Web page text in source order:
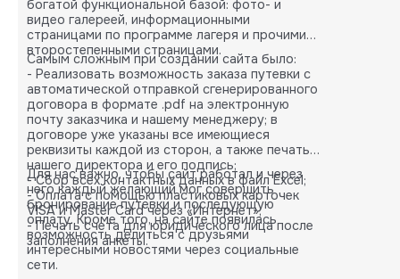
богатой функциональной базой: фото- и
видео галереей, информационными
страницами по программе лагеря и прочими
второстепенными страницами.
Самым сложным при создании сайта было:
- Реализовать возможность заказа путевки с
автоматической отправкой сгенерированного
договора в формате .pdf на электронную
почту заказчика и нашему менеджеру; в
договоре уже указаны все имеющиеся
реквизиты каждой из сторон, а также печать
нашего директора и его подпись;
- Сбор всех контактных данных в файл Excel;
- Оплата с помощью пластиковых карточек
VISA и Master Card через «Интернет»;
- Печать счета для юридического лица после
заполнения анкеты.
Для нас важно, чтобы сайт работал и через
него каждый желающий мог совершить
бронирование путевки и последующую
оплату. Кроме того, на сайте появилась
возможность делиться с друзьями
интересными новостями через социальные
сети.